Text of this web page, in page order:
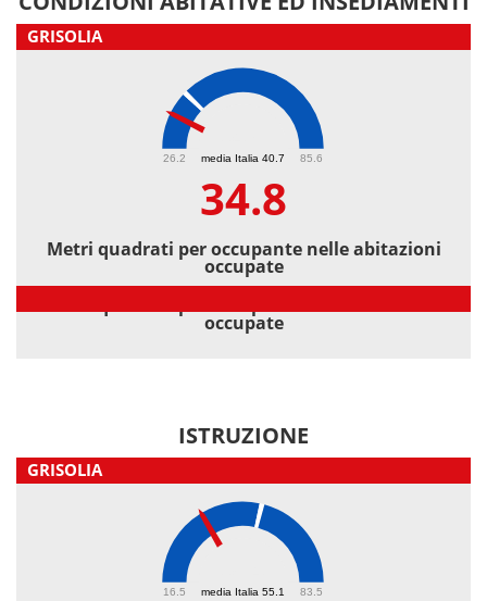
GRISOLIA
media Italia 40.7
26.2 85.6
34.8
Metri quadrati per occupante nelle abitazioni
occupate
occupate
ISTRUZIONE
GRISOLIA
media Italia 55.1
16.5 83.5